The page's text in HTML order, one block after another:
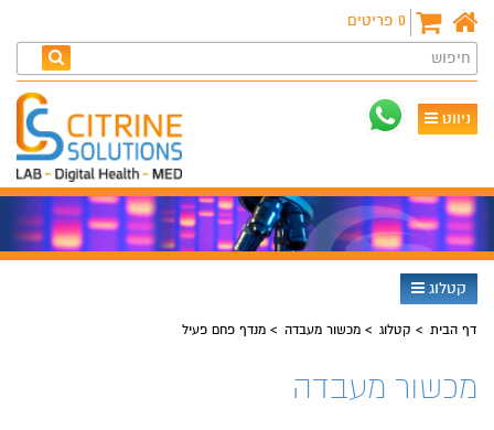
0 פריטים
חיפוש
ניווט
קטלוג
דף הבית קטלוג מכשור מעבדה מנדף פחם פעיל
מכשור מעבדה